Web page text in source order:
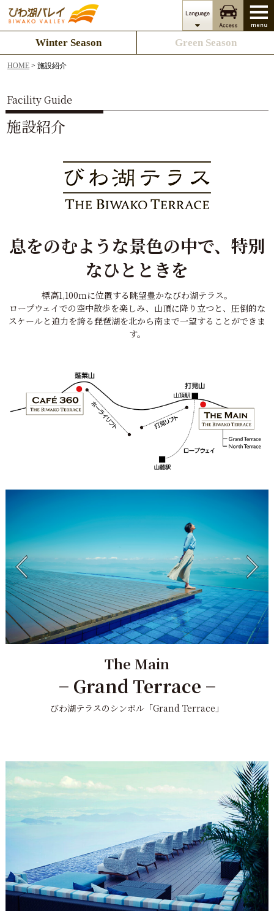
Winter Season Green Season
HOME > 施設紹介
Facility Guide
施設紹介
息をのむような景色の中で、 特別
なひとときを
標高1,100ｍに位置する眺望豊かなびわ湖テラス。
ロープウェイでの空中散歩を楽しみ、山頂に降り立つと、 圧倒的な
スケールと迫力を誇る琵琶湖を北から南まで一望することができま
す。
The Main
− Grand Terrace −
びわ湖テラスのシンボル「Grand Terrace」